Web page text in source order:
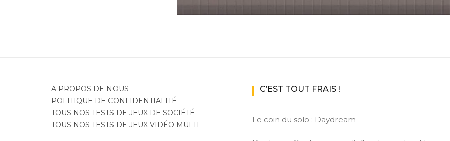
XBox
A PROPOS DE NOUS
POLITIQUE DE CONFIDENTIALITÉ
TOUS NOS TESTS DE JEUX DE SOCIÉTÉ
TOUS NOS TESTS DE JEUX VIDÉO MULTI
C’EST TOUT FRAIS !
Le coin du solo : Daydream